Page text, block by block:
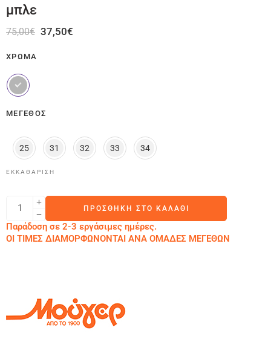
μπλε
75,00€ 37,50€
ΧΡΏΜΑ
ΜΈΓΕΘΟΣ
25 31 32 33 34
ΕΚΚΑΘΆΡΙΣΗ
ΠΡΟΣΘΉΚΗ ΣΤΟ ΚΑΛΆΘΙ
Παράδοση σε 2-3 εργάσιμες ημέρες.
ΟΙ ΤΙΜΕΣ ΔΙΑΜΟΡΦΩΝΟΝΤΑΙ ΑΝΑ ΟΜΑΔΕΣ ΜΕΓΕΘΩΝ